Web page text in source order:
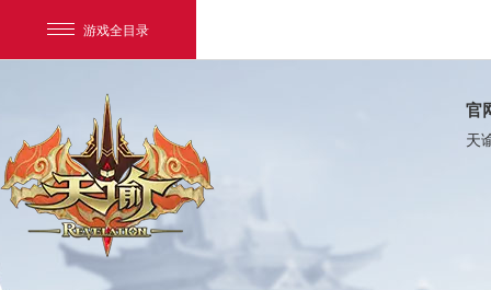
游戏全目录
官
天